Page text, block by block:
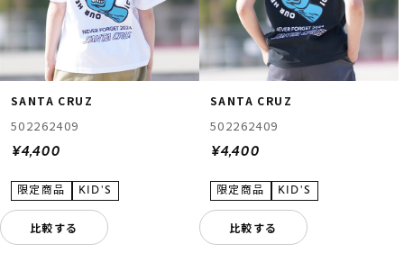
SANTA CRUZ
502262409
¥4,400
比較する
SANTA CRUZ
502262409
¥4,400
比較する